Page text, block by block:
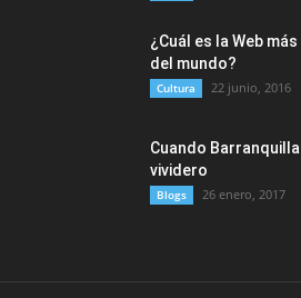
¿Cuál es la Web
del mundo?
Cultura 22 junio, 2016
Cuando
vividero
Blogs 26 enero, 2017